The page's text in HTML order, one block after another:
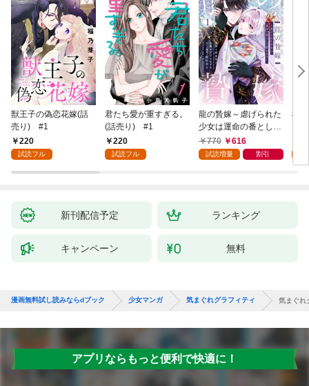
獣王子の偽恋花嫁(話
売り) #1
220
試読フル
君たち愛が重すぎる。
(話売り) #1
220
試読フル
龍の贄嫁～虐げられた
少女は運命の番として
愛される～ 1巻
770 616
試読増量 割引
桜
新刊配信予定 ランキング
キャンペーン 無料
漫画無料試し読みならdブック 少女マンガ 気まぐれグラフィティ 気まぐれ
アプリならもっと便利で快適に！